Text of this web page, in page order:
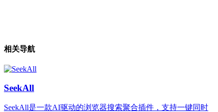
相关导航
SeekAll
SeekAll是一款AI驱动的浏览器搜索聚合插件，支持一键同时